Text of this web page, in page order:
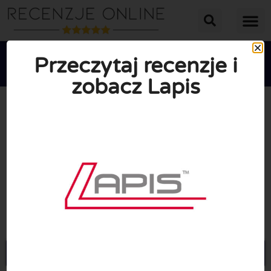

Przeczytaj recenzje i
zobacz Lapis